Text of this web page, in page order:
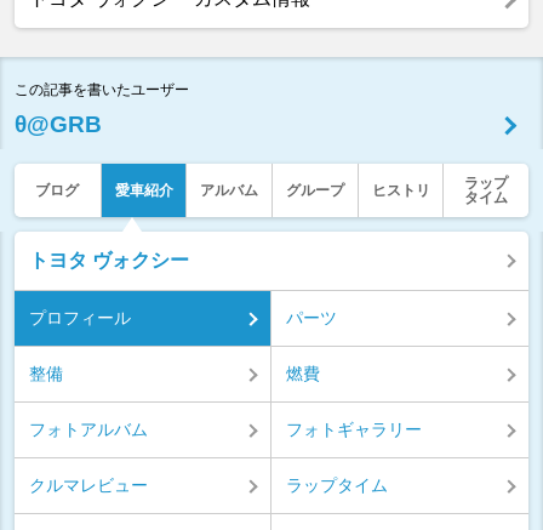
この記事を書いたユーザー
θ@GRB
ブログ 愛車紹介 アルバム グループ ヒストリ
ラップ
タイム
トヨタ ヴォクシー
プロフィール パーツ
整備 燃費
フォトアルバム フォトギャラリー
クルマレビュー ラップタイム